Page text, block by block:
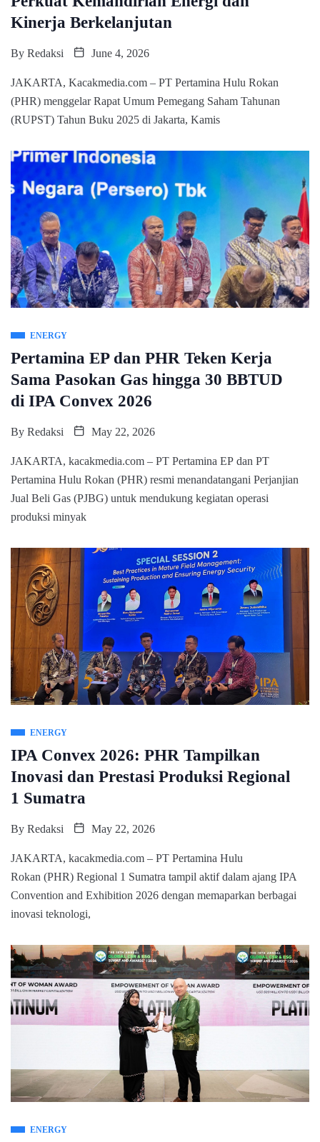
Kinerja Berkelanjutan
By Redaksi June 4, 2026
JAKARTA, Kacakmedia.com – PT Pertamina Hulu Rokan
(PHR) menggelar Rapat Umum Pemegang Saham Tahunan
(RUPST) Tahun Buku 2025 di Jakarta, Kamis
ENERGY
Pertamina EP dan PHR Teken Kerja
Sama Pasokan Gas hingga 30 BBTUD
di IPA Convex 2026
By Redaksi May 22, 2026
JAKARTA, kacakmedia.com – PT Pertamina EP dan PT
Pertamina Hulu Rokan (PHR) resmi menandatangani Perjanjian
Jual Beli Gas (PJBG) untuk mendukung kegiatan operasi
produksi minyak
ENERGY
IPA Convex 2026: PHR Tampilkan
Inovasi dan Prestasi Produksi Regional
1 Sumatra
By Redaksi May 22, 2026
JAKARTA, kacakmedia.com – PT Pertamina Hulu
Rokan (PHR) Regional 1 Sumatra tampil aktif dalam ajang IPA
Convention and Exhibition 2026 dengan memaparkan berbagai
inovasi teknologi,
ENERGY